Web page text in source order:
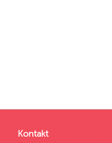
Kontakt